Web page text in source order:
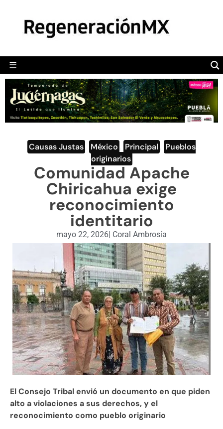
☰
POLÍTICA
CAMALEÓN
OPINIÓN
DEPORTES
ENGLISH SECTION
VIDEOS
Causas Justas México Principal
Pueblos
originarios
Comunidad Apache
Chiricahua exige
reconocimiento
identitario
mayo 22, 2026| Coral Ambrosía
El Consejo Tribal envió un documento en que piden
alto a violaciones a sus derechos, y el
reconocimiento como pueblo originario